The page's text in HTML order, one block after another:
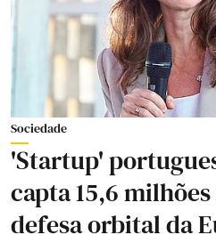
Sociedade
'Startup'
capta 15,6
defesa orbital da